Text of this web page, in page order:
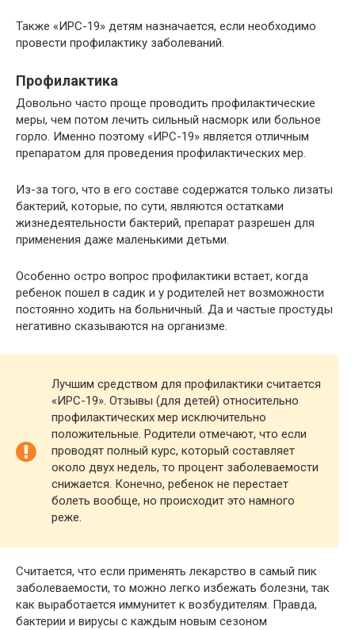
Также «ИРС-19» детям назначается, если необходимо
провести профилактику заболеваний.
Профилактика
Довольно часто проще проводить профилактические
меры, чем потом лечить сильный насморк или больное
горло. Именно поэтому «ИРС-19» является отличным
препаратом для проведения профилактических мер.
Из-за того, что в его составе содержатся только лизаты
бактерий, которые, по сути, являются остатками
жизнедеятельности бактерий, препарат разрешен для
применения даже маленькими детьми.
Особенно остро вопрос профилактики встает, когда
ребенок пошел в садик и у родителей нет возможности
постоянно ходить на больничный. Да и частые простуды
негативно сказываются на организме.
Лучшим средством для профилактики считается
«ИРС-19». Отзывы (для детей) относительно
профилактических мер исключительно
положительные. Родители отмечают, что если
проводят полный курс, который составляет
около двух недель, то процент заболеваемости
снижается. Конечно, ребенок не перестает
болеть вообще, но происходит это намного
реже.
Считается, что если применять лекарство в самый пик
заболеваемости, то можно легко избежать болезни, так
как выработается иммунитет к возбудителям. Правда,
бактерии и вирусы с каждым новым сезоном